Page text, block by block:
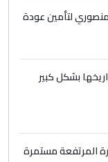
حسين سل
كلام
للإنسان
بلاد
لتأمين عودة
بشكل كبير
المرتفعة مستمرة